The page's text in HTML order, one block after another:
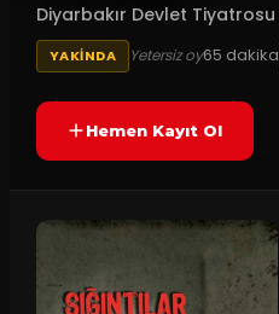
Diyarbakır Devlet Tiyatrosu
YAKINDA Yetersiz oy65 dakika
Hemen Kayıt Ol